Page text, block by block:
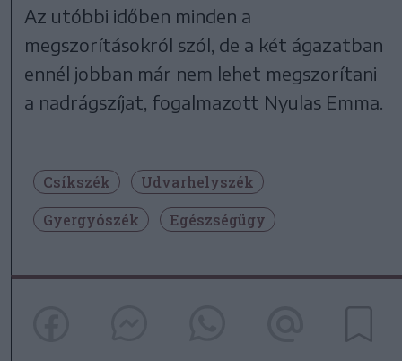
Az utóbbi időben minden a
megszorításokról szól, de a két ágazatban
ennél jobban már nem lehet megszorítani
a nadrágszíjat, fogalmazott Nyulas Emma.
Csíkszék
Udvarhelyszék
Gyergyószék
Egészségügy